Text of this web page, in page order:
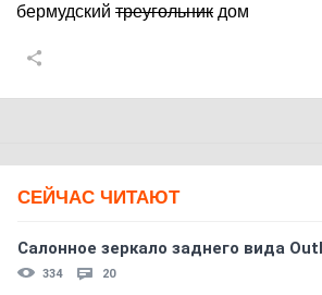
бермудский треугольник дом
СЕЙЧАС ЧИТАЮТ
Салонное зеркало заднего вида
334 20